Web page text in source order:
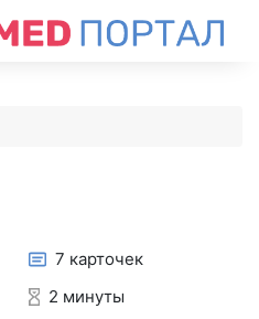
7 карточек
2 минуты